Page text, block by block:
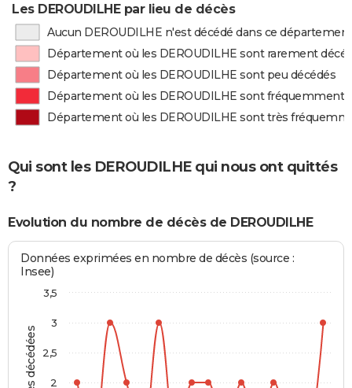
Les DEROUDILHE par lieu de décès
Aucun DEROUDILHE n'est décédé dans ce département
Département où les DEROUDILHE sont rarement
Département où les DEROUDILHE sont peu décédés
Département où les DEROUDILHE sont fréquemment
Département où les DEROUDILHE sont très
Qui sont les DEROUDILHE qui nous ont quittés
?
Evolution du nombre de décès de DEROUDILHE
Données exprimées en nombre de décès (source :
Insee)
2
2,5
3
3,5